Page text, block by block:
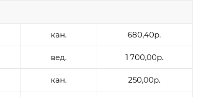
кан. 680,40р.
вед. 1 700,00р.
кан. 250,00р.